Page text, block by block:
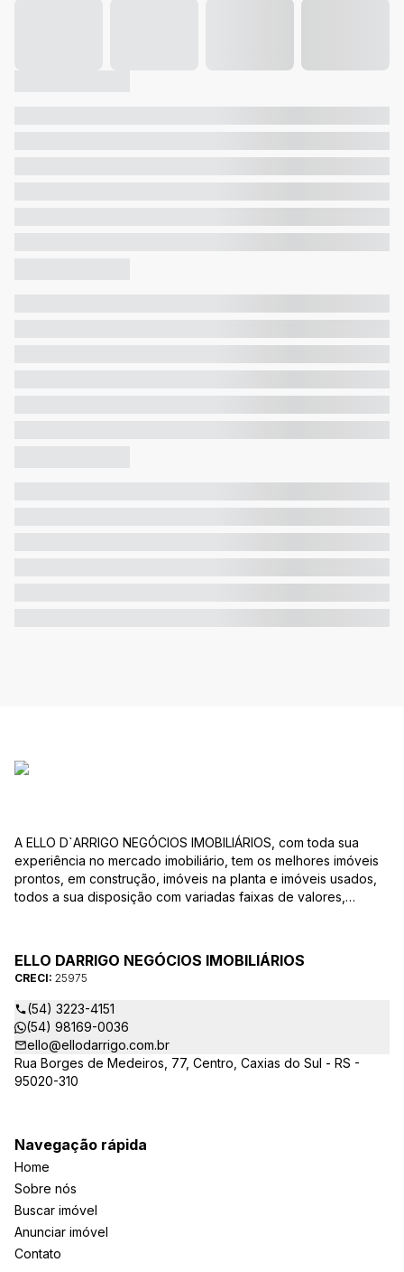
A ELLO D`ARRIGO NEGÓCIOS IMOBILIÁRIOS, com toda sua
experiência no mercado imobiliário, tem os melhores imóveis
prontos, em construção, imóveis na planta e imóveis usados,
todos a sua disposição com variadas faixas de valores,
credenciados ao CRECI-25975 estarão sempre prontos para
responder-lhe todas as suas dúvidas sobre casas,
apartamentos, terrenos, salas comerciais e outros produtos
imobiliários.
ELLO DARRIGO NEGÓCIOS IMOBILIÁRIOS
CRECI: 25975
(54) 3223-4151
(54) 98169-0036
ello@ellodarrigo.com.br
Rua Borges de Medeiros, 77, Centro, Caxias do Sul - RS -
95020-310
Navegação rápida
Home
Sobre nós
Buscar imóvel
Anunciar imóvel
Contato